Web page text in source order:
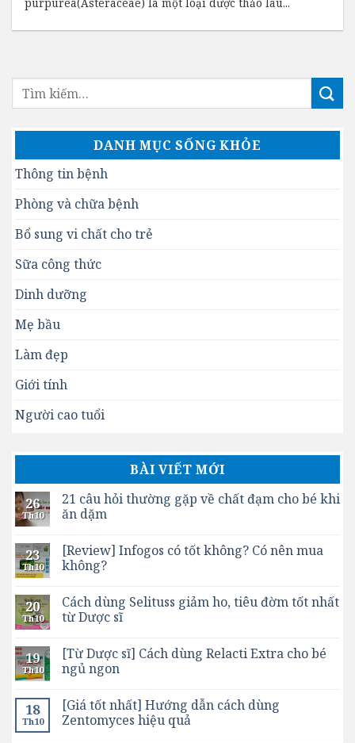
purpurea(Asteraceae) là một loại dược thảo lâu...
DANH MỤC SỐNG KHỎE
Thông tin bệnh
Phòng và chữa bệnh
Bổ sung vi chất cho trẻ
Sữa công thức
Dinh dưỡng
Mẹ bầu
Làm đẹp
Giới tính
Người cao tuổi
BÀI VIẾT MỚI
26
Th10
21 câu hỏi thường gặp về chất đạm cho bé khi
ăn dặm
23
Th10
[Review] Infogos có tốt không? Có nên mua
không?
20
Th10
Cách dùng Selituss giảm ho, tiêu đờm tốt nhất
từ Dược sĩ
19
Th10
[Từ Dược sĩ] Cách dùng Relacti Extra cho bé
ngủ ngon
18
Th10
[Giá tốt nhất] Hướng dẫn cách dùng
Zentomyces hiệu quả